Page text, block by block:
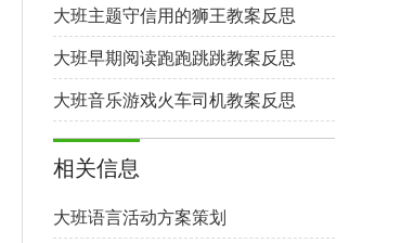
大班主题守信用的狮王教案反思
大班早期阅读跑跑跳跳教案反思
大班音乐游戏火车司机教案反思
相关信息
大班语言活动方案策划